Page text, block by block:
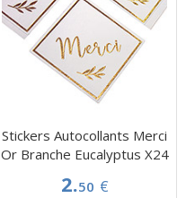
Stickers Autocollants Merci
Or Branche Eucalyptus X24
2.50 €